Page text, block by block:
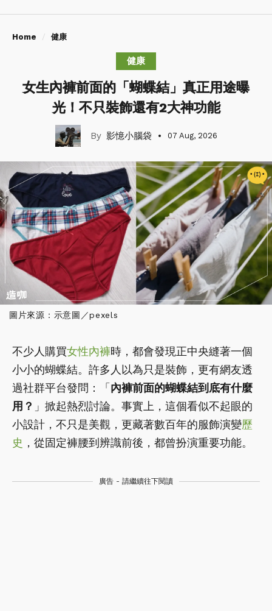
Home 健康
健康
女生內褲前面的「蝴蝶結」真正用途曝
光！不只裝飾還有2大神功能
影憶小腦袋 07 Aug, 2026
圖片來源：示意圖／pexels
不少人購買女性內褲時，都會發現正中央縫著一個
小小的蝴蝶結。許多人以為只是裝飾，更有網友透
過社群平台發問：「內褲前面的蝴蝶結到底有什麼
用？ 」掀起熱烈討論。事實上，這個看似不起眼的
小設計，不只是美觀，更藏著數百年的服飾演變歷
史 ，從固定褲腰到辨識前後，都曾扮演重要功能。
廣告 - 請繼續往下閱讀